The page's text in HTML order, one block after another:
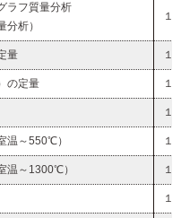
ラフ質量分析
分析）
１
量 １
の定量 １
１
温～550℃） １
温～1300℃） １
１